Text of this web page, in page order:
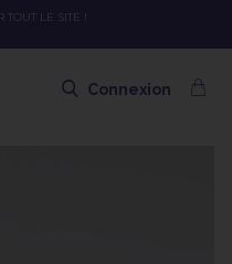
! SOIN HYDRATANT + SPRAY +
Connexion